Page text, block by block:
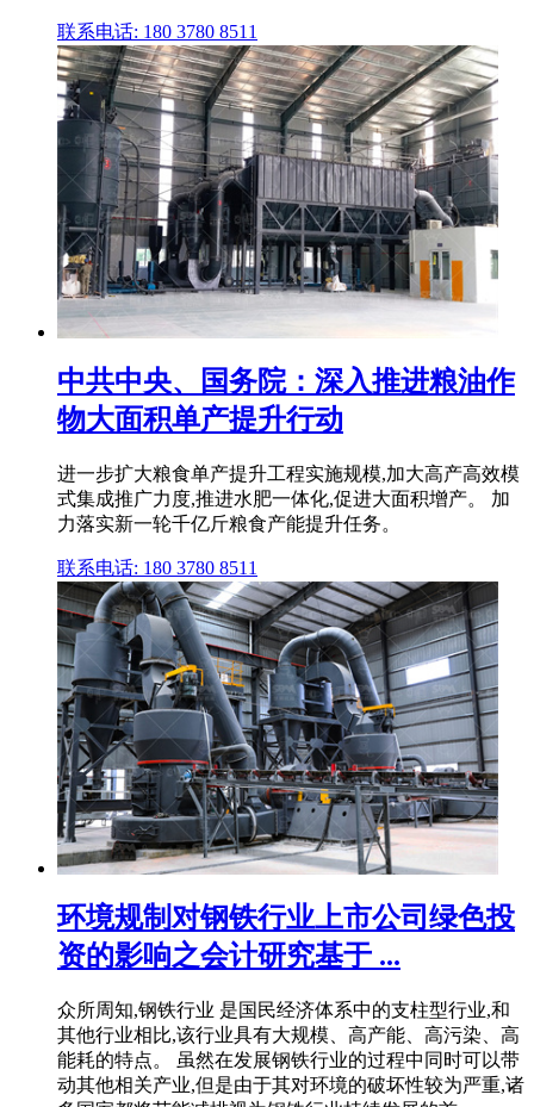
联系电话: 180 3780 8511
中共中央、国务院：深入推进粮油作
物大面积单产提升行动
进一步扩大粮食单产提升工程实施规模,加大高产高效模
式集成推广力度,推进水肥一体化,促进大面积增产。 加
力落实新一轮千亿斤粮食产能提升任务。
联系电话: 180 3780 8511
环境规制对钢铁行业上市公司绿色投
资的影响之会计研究基于 ...
众所周知,钢铁行业 是国民经济体系中的支柱型行业,和
其他行业相比,该行业具有大规模、高产能、高污染、高
能耗的特点。 虽然在发展钢铁行业的过程中同时可以带
动其他相关产业,但是由于其对环境的破坏性较为严重,诸